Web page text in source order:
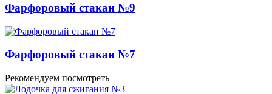
Фарфоровый стакан №9
Фарфоровый стакан №7
Рекомендуем посмотреть